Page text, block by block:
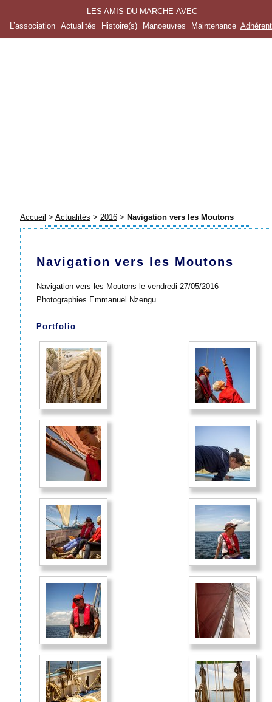
LES AMIS DU MARCHE-AVEC
L’association
Actualités Histoire(s) Manoeuvres Maintenance
Accueil > Actualités > 2016 > Navigation vers les Moutons
Navigation vers les Moutons
Navigation vers les Moutons le vendredi 27/05/2016
Photographies Emmanuel Nzengu
Portfolio